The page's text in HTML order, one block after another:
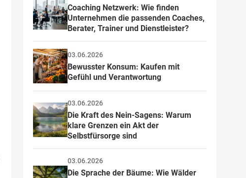
Coaching Netzwerk: Wie finden
Unternehmen die passenden Coaches,
Berater, Trainer und Dienstleister?
03.06.2026
Bewusster Konsum: Kaufen mit
Gefühl und Verantwortung
03.06.2026
Die Kraft des Nein-Sagens: Warum
klare Grenzen ein Akt der
Selbstfürsorge sind
03.06.2026
Die Sprache der Bäume: Wie Wälder